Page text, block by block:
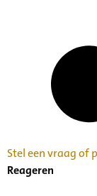
Stel een vraag of
Reageren